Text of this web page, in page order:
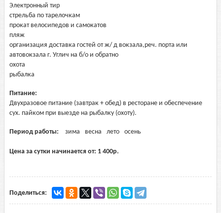
Электронный тир
стрельба по тарелочкам
прокат велосипедов и самокатов
пляж
организация доставка гостей от ж/ д вокзала,реч. порта или
автовокзала г. Углич на б/о и обратно
охота
рыбалка
Питание:
Двухразовое питание (завтрак + обед) в ресторане и обеспечение
сух. пайком при выезде на рыбалку (охоту).
Период работы: зима весна лето осень
Цена за сутки начинается от: 1 400р.
Поделиться: